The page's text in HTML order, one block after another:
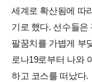
세계로 확산됨에 따
기로 했다. 선수들
팔꿈치를 가볍게 부
로나19로부터 나와
하고 코스를 떠났다.